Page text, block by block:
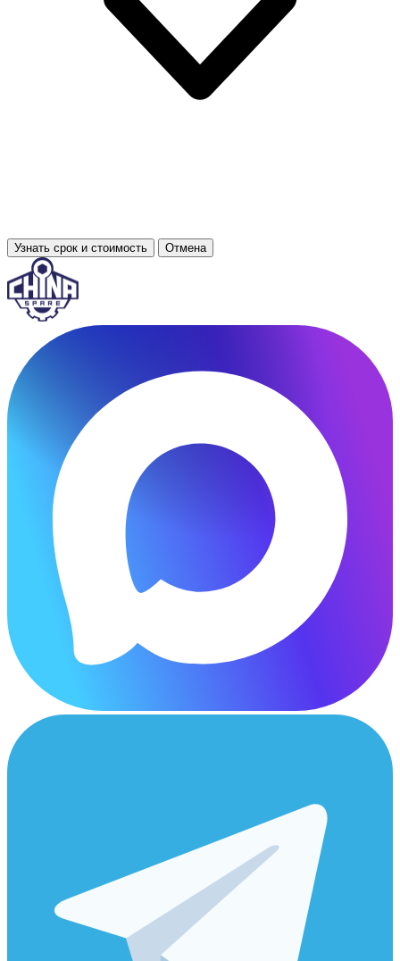
Узнать срок и стоимость Отмена